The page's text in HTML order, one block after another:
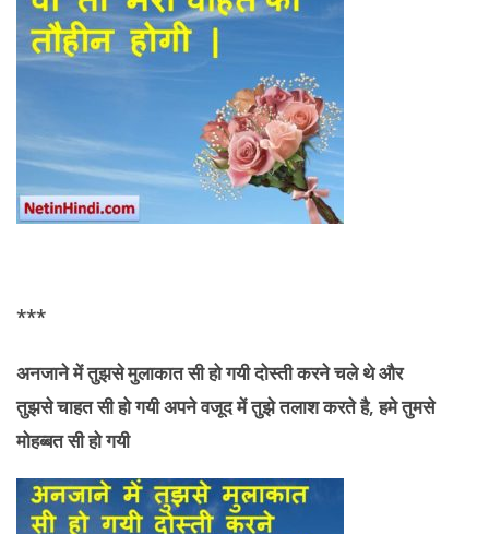
***
अनजाने में तुझसे मुलाकात सी हो गयी दोस्ती करने चले थे और
तुझसेचाहत सी हो गयी अपने वजूद में तुझे तलाश करते है, हमे तुमसे
मोहब्बत सी हो गयी